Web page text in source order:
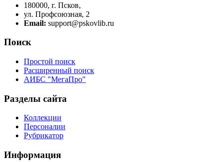
180000, г. Псков,
ул. Профсоюзная, 2
Email: support@pskovlib.ru
Поиск
Простой поиск
Расширенный поиск
АИБС "МегаПро"
Разделы сайта
Коллекции
Персоналии
Рубрикатор
Информация